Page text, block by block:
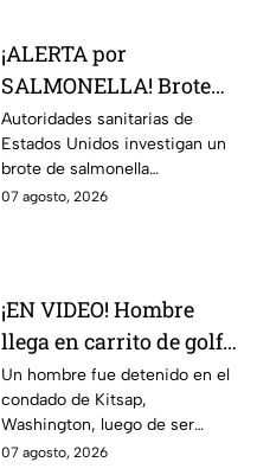
¡ALERTA por
SALMONELLA! Brote
ligado a CHILES
jalapeños ya afecta a 27
estados
Autoridades sanitarias de
Estados Unidos investigan un
brote de salmonella
relacionado con chiles
07 agosto, 2026
¡EN VIDEO! Hombre
llega en carrito de golf
con un perro y termina
DESATANDO inc3ndio
en una casa
Un hombre fue detenido en el
condado de Kitsap,
Washington, luego de ser
señalado como presunto
07 agosto, 2026